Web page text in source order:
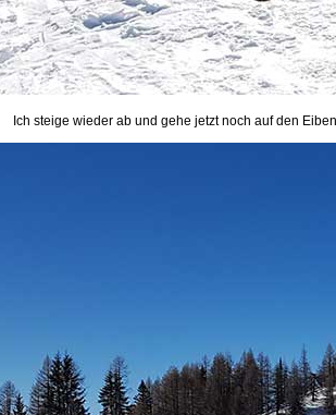
Ich steige wieder ab und gehe jetzt noch auf den